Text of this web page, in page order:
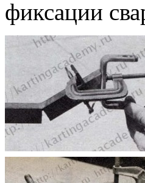
фиксации